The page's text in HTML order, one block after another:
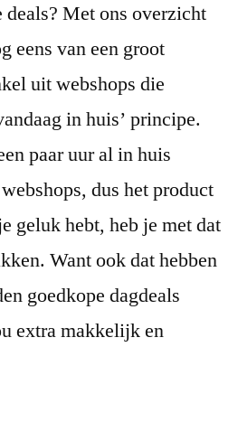
deals? Met ons overzicht
eens van een groot
uit webshops die
in huis’ principe.
paar uur al in huis
dus het product
geluk hebt, heb je met dat
Want ook dat hebben
goedkope dagdeals
extra makkelijk en